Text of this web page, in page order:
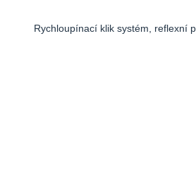
Rychloupínací klik systém, reflexní